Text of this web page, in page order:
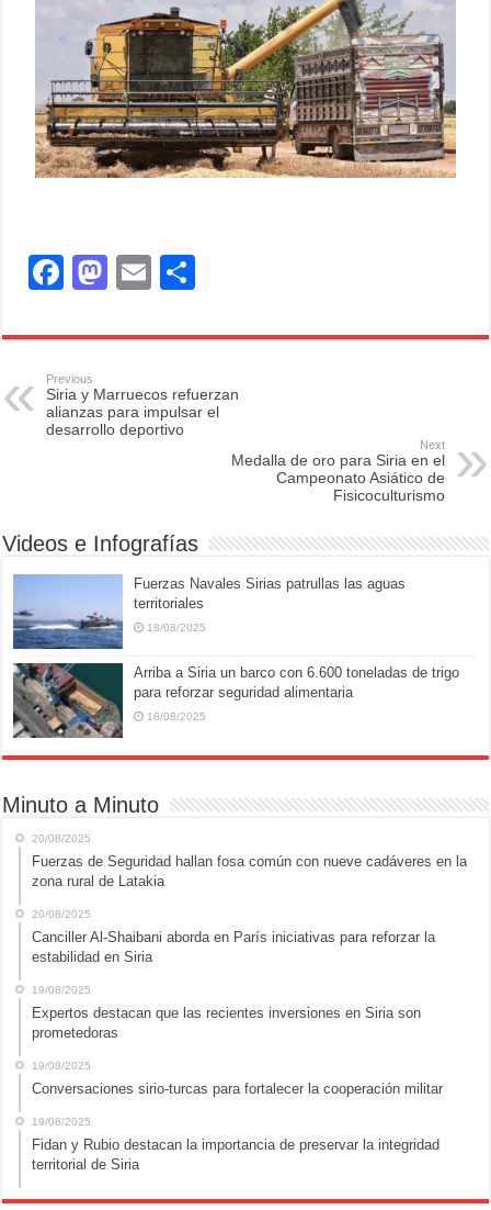
F
c
e
b
o
M
st
d
o
E
ail ar
Previous
Siria y Marruecos refuerzan
alianzas para impulsar el
desarrollo deportivo
Next
Medalla de oro para Siria en el
Campeonato Asiático de
Fisicoculturismo
Videos e Infografías
Fuerzas Navales Sirias patrullas las aguas
territoriales
18/08/2025
Arriba a Siria un barco con 6.600 toneladas de trigo
para reforzar seguridad alimentaria
18/08/2025
Minuto a Minuto
20/08/2025
Fuerzas de Seguridad hallan fosa común con nueve cadáveres en la
zona rural de Latakia
20/08/2025
Canciller Al-Shaibani aborda en París iniciativas para reforzar la
estabilidad en Siria
19/08/2025
Expertos destacan que las recientes inversiones en Siria son
prometedoras
19/08/2025
Conversaciones sirio-turcas para fortalecer la cooperación militar
19/08/2025
Fidan y Rubio destacan la importancia de preservar la integridad
territorial de Siria